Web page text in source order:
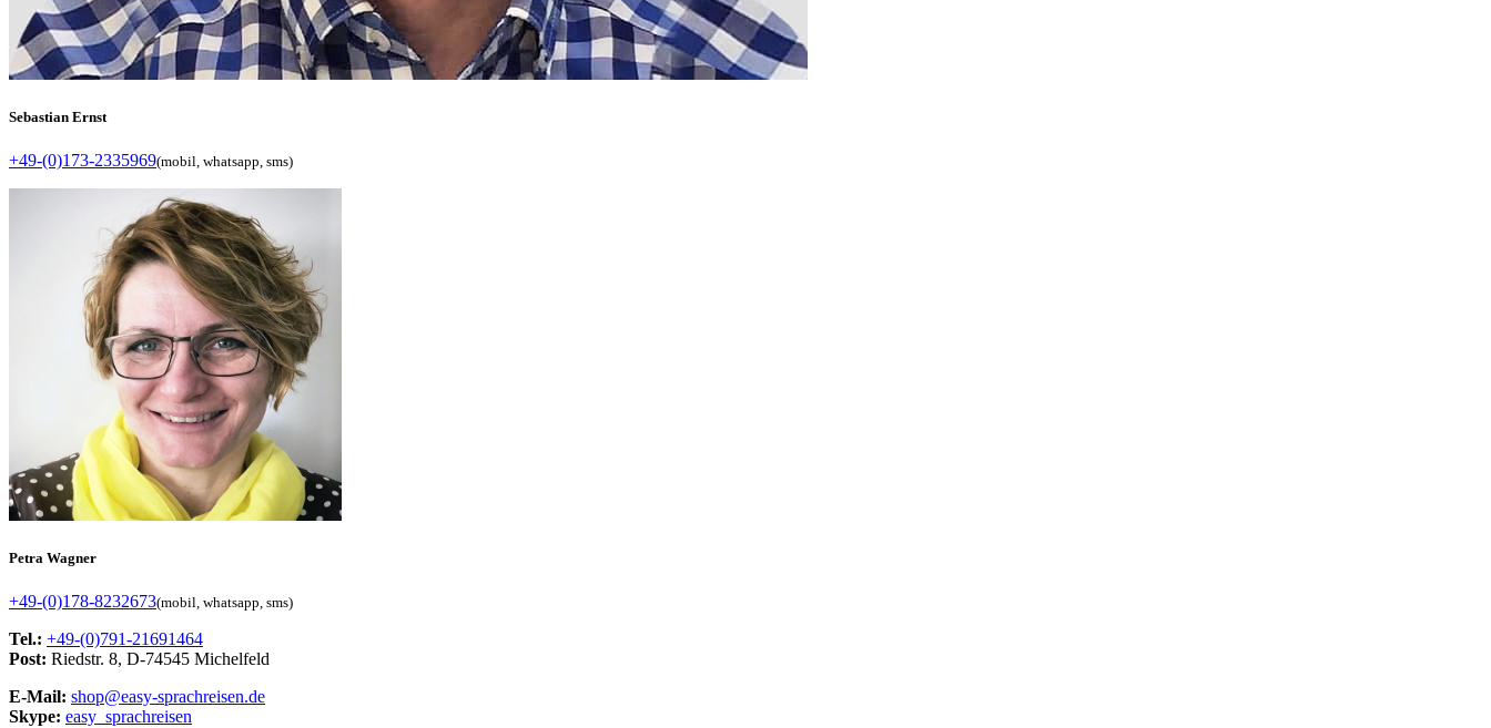
Sebastian Ernst
+49-(0)173-2335969(mobil, whatsapp, sms)
Petra Wagner
+49-(0)178-8232673(mobil, whatsapp, sms)
Tel.: +49-(0)791-21691464
Post: Riedstr. 8, D-74545 Michelfeld
E-Mail: shop@easy-sprachreisen.de
Skype: easy_sprachreisen